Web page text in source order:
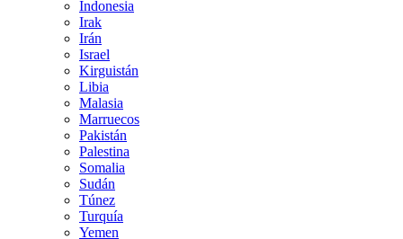
Indonesia
Irak
Irán
Israel
Kirguistán
Libia
Malasia
Marruecos
Pakistán
Palestina
Somalia
Sudán
Túnez
Turquía
Yemen